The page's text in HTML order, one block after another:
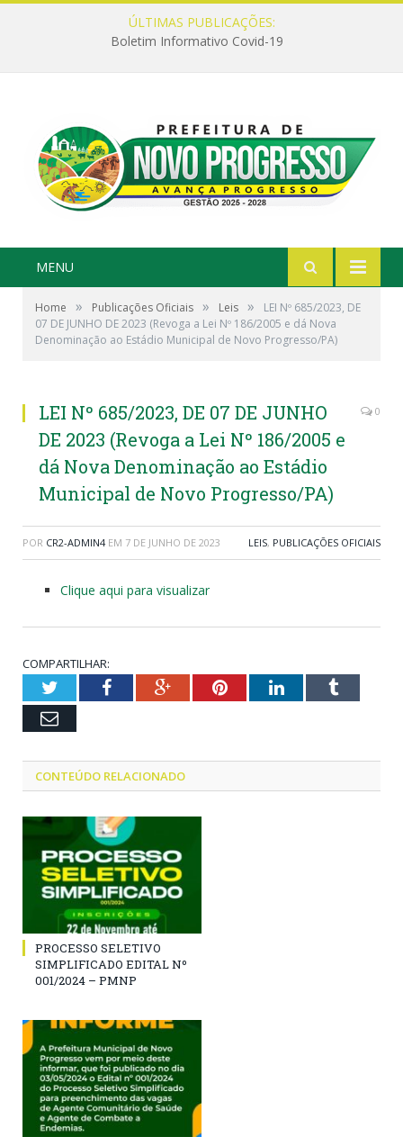
ÚLTIMAS PUBLICAÇÕES:
Boletim Informativo Covid-19
MENU
Home » Publicações Oficiais » Leis »
LEI Nº 685/2023, DE
07 DE JUNHO DE 2023 (Revoga a Lei Nº 186/2005 e dá Nova
Denominação ao Estádio Municipal de Novo Progresso/PA)
LEI Nº 685/2023, DE 07 DE JUNHO
DE 2023 (Revoga a Lei Nº 186/2005 e
dá Nova Denominação ao Estádio
Municipal de Novo Progresso/PA)
0
POR CR2-ADMIN4 EM 7 DE JUNHO DE 2023 LEIS, PUBLICAÇÕES OFICIAIS
Clique aqui para visualizar
COMPARTILHAR:
TwitterFacebookGoogle+PinterestLinkedInTumblr
Email
CONTEÚDO RELACIONADO
PROCESSO SELETIVO
SIMPLIFICADO EDITAL Nº
001/2024 – PMNP